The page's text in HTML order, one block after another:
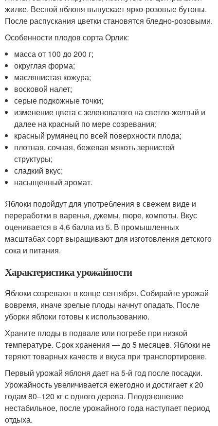
жилке. Весной яблоня выпускает ярко-розовые бутоны.
После распускания цветки становятся бледно-розовыми.
Особенности плодов сорта Орлик:
масса от 100 до 200 г;
округлая форма;
маслянистая кожура;
восковой налет;
серые подкожные точки;
изменение цвета с зеленоватого на светло-желтый и
далее на красный по мере созревания;
красный румянец по всей поверхности плода;
плотная, сочная, бежевая мякоть зернистой
структуры;
сладкий вкус;
насыщенный аромат.
Яблоки подойдут для употребления в свежем виде и
переработки в варенья, джемы, пюре, компоты. Вкус
оценивается в 4,6 балла из 5. В промышленных
масштабах сорт выращивают для изготовления детского
сока и питания.
Характеристика урожайности
Яблоки созревают в конце сентября. Собирайте урожай
вовремя, иначе зрелые плоды начнут опадать. После
уборки яблоки готовы к использованию.
Храните плоды в подвале или погребе при низкой
температуре. Срок хранения — до 5 месяцев. Яблоки не
теряют товарных качеств и вкуса при транспортировке.
Первый урожай яблоня дает на 5-й год после посадки.
Урожайность увеличивается ежегодно и достигает к 20
годам 80–120 кг с одного дерева. Плодоношение
нестабильное, после урожайного года наступает период
отдыха.